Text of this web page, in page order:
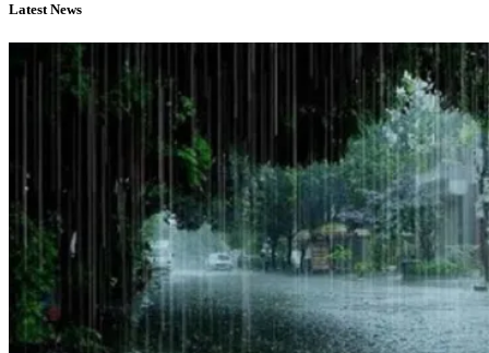
Latest News